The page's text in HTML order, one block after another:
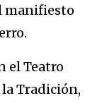
manifiesto
el Teatro
Tradición,